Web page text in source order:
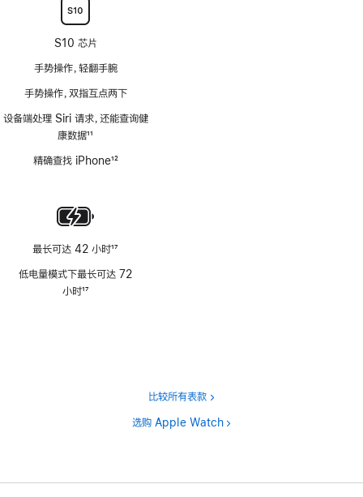
S10 芯片
手势操作，轻翻手腕
手势操作，双指互点两下
设备端处理 Siri 请求，还能查询健
康数据11
精确查找 iPhone12
最长可达 42 小时17
低电量模式下最长可达 72
小时17
比较所有表款
选购 Apple Watch